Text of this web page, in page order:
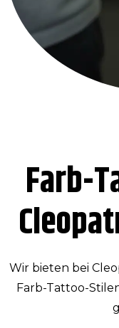
Farb-
Wir bieten bei
Farb-Tattoo-